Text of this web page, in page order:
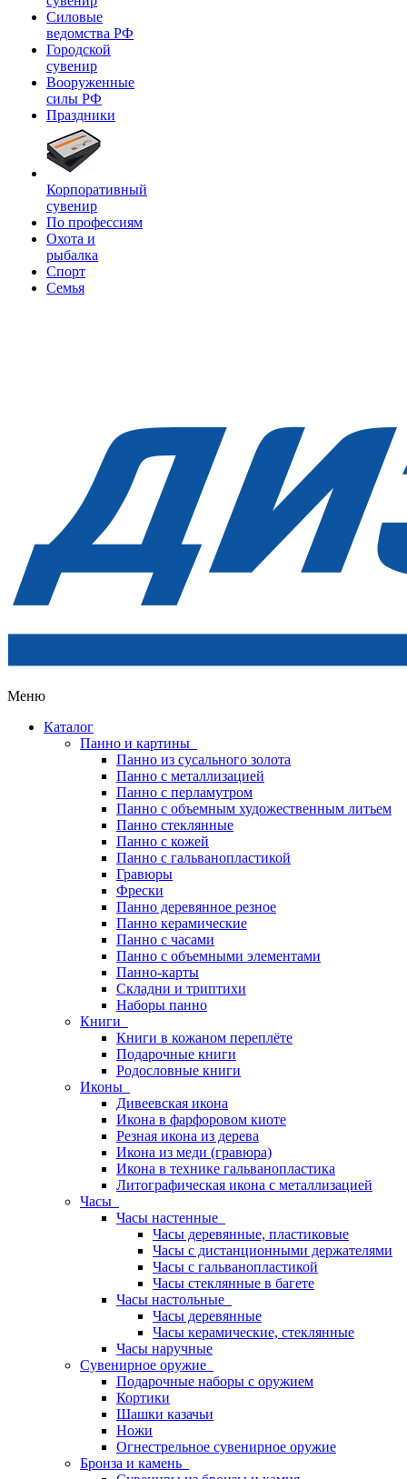
Силовые
ведомства РФ
Городской
сувенир
Вооруженные
силы РФ
Праздники
Корпоративный
сувенир
По профессиям
Охота и
рыбалка
Спорт
Семья
Меню
Каталог
Панно и картины
Панно из сусального золота
Панно с металлизацией
Панно с перламутром
Панно с объемным художественным литьем
Панно стеклянные
Панно с кожей
Панно с гальванопластикой
Гравюры
Фрески
Панно деревянное резное
Панно керамические
Панно с часами
Панно с объемными элементами
Панно-карты
Складни и триптихи
Наборы панно
Книги
Книги в кожаном переплёте
Подарочные книги
Родословные книги
Иконы
Дивеевская икона
Икона в фарфоровом киоте
Резная икона из дерева
Икона из меди (гравюра)
Икона в технике гальванопластика
Литографическая икона с металлизацией
Часы
Часы настенные
Часы деревянные, пластиковые
Часы с дистанционными держателями
Часы с гальванопластикой
Часы стеклянные в багете
Часы настольные
Часы деревянные
Часы керамические, стеклянные
Часы наручные
Сувенирное оружие
Подарочные наборы с оружием
Кортики
Шашки казачьи
Ножи
Огнестрельное сувенирное оружие
Бронза и камень